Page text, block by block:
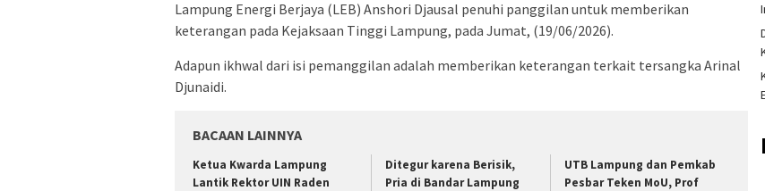
Lampung Energi Berjaya (LEB) Anshori Djausal penuhi panggilan untuk memberikan
keterangan pada Kejaksaan Tinggi Lampung, pada Jumat, (19/06/2026).
Adapun ikhwal dari isi pemanggilan adalah memberikan keterangan terkait tersangka Arinal
Djunaidi.
BACAAN LAINNYA
Ketua Kwarda Lampung
Lantik Rektor UIN Raden
Ditegur karena Berisik,
Pria di Bandar Lampung
UTB Lampung dan Pemkab
Pesbar Teken MoU, Prof